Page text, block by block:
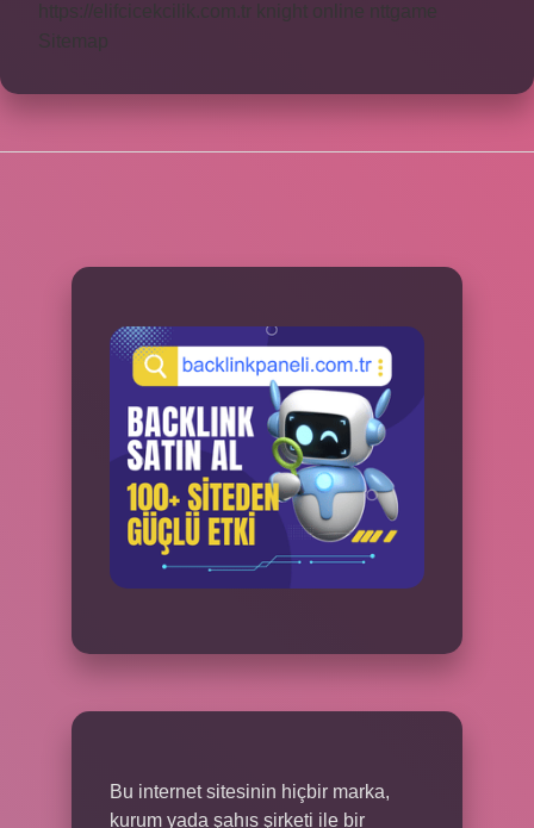
https://elifcicekcilik.com.tr knight online
nttgame
Sitemap
Bu internet sitesinin hiçbir marka,
kurum yada şahıs şirketi ile bir